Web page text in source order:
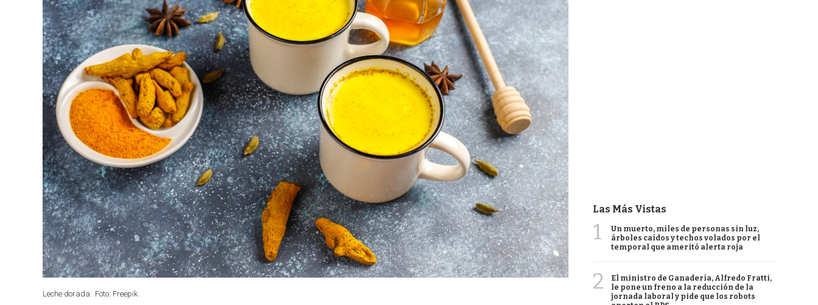
Leche dorada. Foto: Freepik.
Las Más Vistas
1
Un muerto, miles de personas sin luz,
árboles caídos y techos volados por el
temporal que ameritó alerta roja
2
El ministro de Ganadería, Alfredo Fratti,
le pone un freno a la reducción de la
jornada laboral y pide que los robots